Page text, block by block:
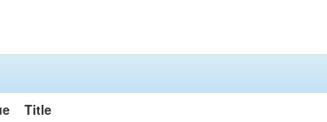
Title